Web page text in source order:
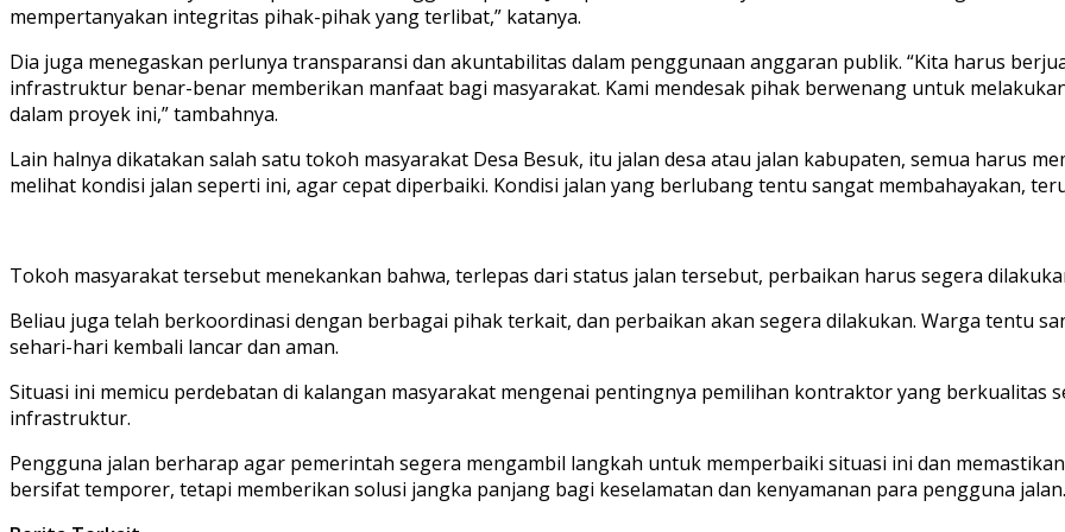
mempertanyakan integritas pihak-pihak yang terlibat,” katanya.
Dia juga menegaskan perlunya transparansi dan akuntabilitas dalam penggunaan anggaran publik. “Kita harus
infrastruktur benar-benar memberikan manfaat bagi masyarakat. Kami mendesak pihak berwenang untuk
dalam proyek ini,” tambahnya.
Lain halnya dikatakan salah satu tokoh masyarakat Desa Besuk, itu jalan desa atau jalan kabupaten, semua harus
melihat kondisi jalan seperti ini, agar cepat diperbaiki. Kondisi jalan yang berlubang tentu sangat membahayakan,
Tokoh masyarakat tersebut menekankan bahwa, terlepas dari status jalan tersebut, perbaikan harus segera
Beliau juga telah berkoordinasi dengan berbagai pihak terkait, dan perbaikan akan segera dilakukan. Warga tentu
sehari-hari kembali lancar dan aman.
Situasi ini memicu perdebatan di kalangan masyarakat mengenai pentingnya pemilihan kontraktor yang berkualitas
infrastruktur.
Pengguna jalan berharap agar pemerintah segera mengambil langkah untuk memperbaiki situasi ini dan
bersifat temporer, tetapi memberikan solusi jangka panjang bagi keselamatan dan kenyamanan para pengguna